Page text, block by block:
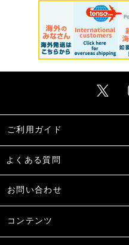
ご利用ガイド
よくある質問
お問い合わせ
コンテンツ